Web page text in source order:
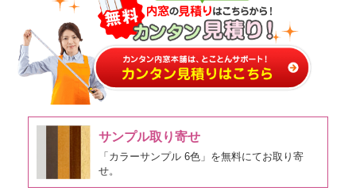
サンプル取り寄せ
「カラーサンプル 6色」を無料にてお取り寄
せ。